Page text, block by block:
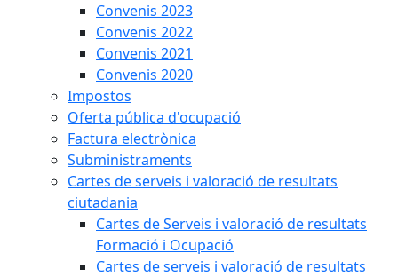
Convenis 2023
Convenis 2022
Convenis 2021
Convenis 2020
Impostos
Oferta pública d'ocupació
Factura electrònica
Subministraments
Cartes de serveis i valoració de resultats
ciutadania
Cartes de Serveis i valoració de resultats
Formació i Ocupació
Cartes de serveis i valoració de resultats